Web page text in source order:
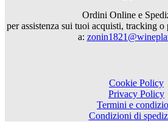
Ordini Online e
per assistenza sui tuoi acquisti, tracking
a:
Cookie Policy
Privacy Policy
Termini e
Condizioni di